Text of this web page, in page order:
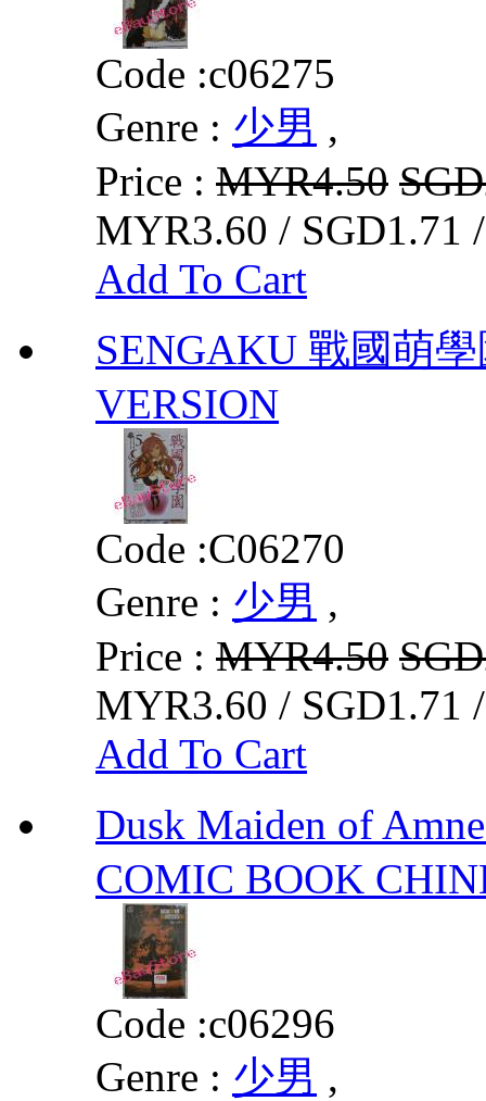
Code :c06275
Genre : 少男 ,
Price : MYR4.50
MYR3.60 / SGD1.71
Add To Cart
SENGAKU 戰國萌
VERSION
Code :C06270
Genre : 少男 ,
Price : MYR4.50
MYR3.60 / SGD1.71
Add To Cart
Dusk Maiden of
COMIC BOOK
Code :c06296
Genre : 少男 ,